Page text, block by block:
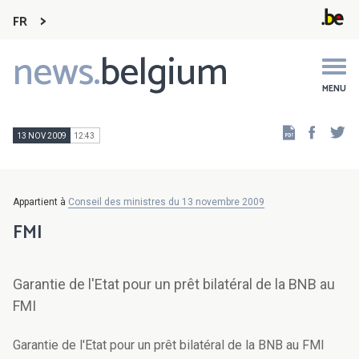
FR
news.belgium MENU
Main
navigation
13 NOV 2009 12:43
Appartient à Conseil des ministres du 13 novembre 2009
FMI
Garantie de l'Etat pour un prêt bilatéral de la BNB au
FMI
Garantie de l'Etat pour un prêt bilatéral de la BNB au FMI